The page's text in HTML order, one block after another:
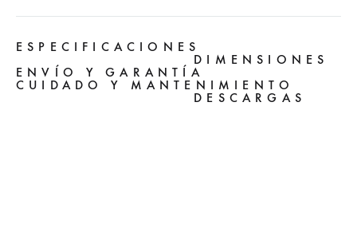
ESPECIFICACIONES
DIMENSIONES
ENVÍO Y GARANTÍA
CUIDADO Y MANTENIMIENTO
DESCARGAS